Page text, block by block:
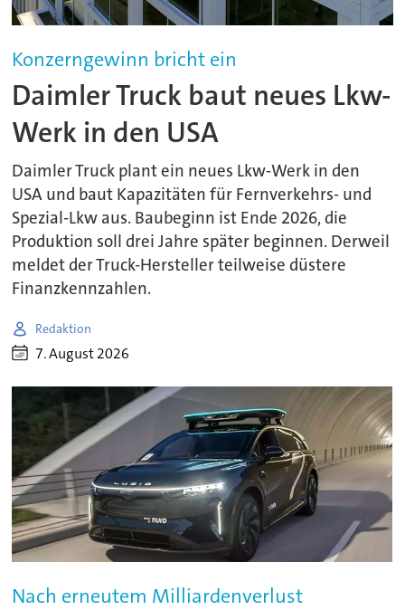
Konzerngewinn bricht ein
Daimler Truck baut neues Lkw-
Werk in den USA
Daimler Truck plant ein neues Lkw-Werk in den
USA und baut Kapazitäten für Fernverkehrs- und
Spezial-Lkw aus. Baubeginn ist Ende 2026, die
Produktion soll drei Jahre später beginnen. Derweil
meldet der Truck-Hersteller teilweise düstere
Finanzkennzahlen.
Redaktion
7. August 2026
Nach erneutem Milliardenverlust